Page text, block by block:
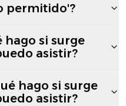
permitido'?
hago si surge
asistir?
hago si surge
asistir?